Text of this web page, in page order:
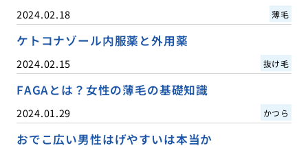
2024.02.18 薄毛
ケトコナゾール内服薬と外用薬
2024.02.15 抜け毛
FAGAとは？女性の薄毛の基礎知識
2024.01.29 かつら
おでこ広い男性はげやすいは本当か